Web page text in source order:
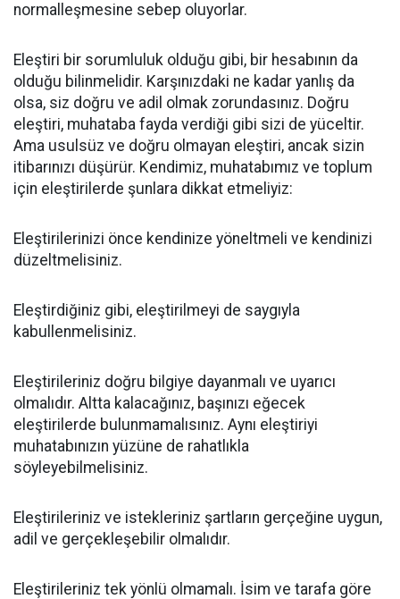
normalleşmesine sebep oluyorlar.
Eleştiri bir sorumluluk olduğu gibi, bir hesabının da
olduğu bilinmelidir. Karşınızdaki ne kadar yanlış da
olsa, siz doğru ve adil olmak zorundasınız. Doğru
eleştiri, muhataba fayda verdiği gibi sizi de yüceltir.
Ama usulsüz ve doğru olmayan eleştiri, ancak sizin
itibarınızı düşürür. Kendimiz, muhatabımız ve toplum
için eleştirilerde şunlara dikkat etmeliyiz:
Eleştirilerinizi önce kendinize yöneltmeli ve kendinizi
düzeltmelisiniz.
Eleştirdiğiniz gibi, eleştirilmeyi de saygıyla
kabullenmelisiniz.
Eleştirileriniz doğru bilgiye dayanmalı ve uyarıcı
olmalıdır. Altta kalacağınız, başınızı eğecek
eleştirilerde bulunmamalısınız. Aynı eleştiriyi
muhatabınızın yüzüne de rahatlıkla
söyleyebilmelisiniz.
Eleştirileriniz ve istekleriniz şartların gerçeğine uygun,
adil ve gerçekleşebilir olmalıdır.
Eleştirileriniz tek yönlü olmamalı. İsim ve tarafa göre